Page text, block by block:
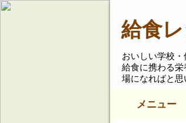
おいしい学校・
給食に携わる
場になればと思
給食
メニュー